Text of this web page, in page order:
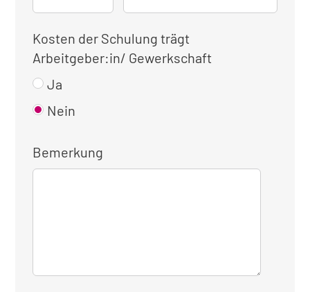
Kosten der Schulung trägt
Arbeitgeber:in/ Gewerkschaft
Ja
Nein
Bemerkung